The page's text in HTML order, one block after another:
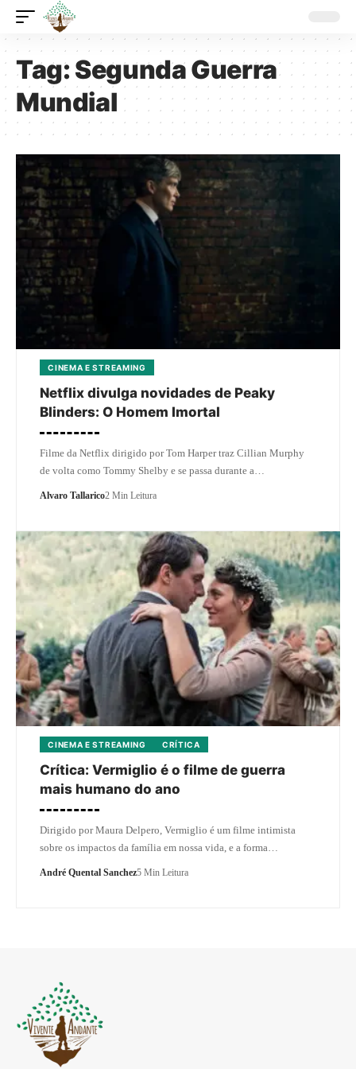
Tag:Segunda Guerra
Mundial
CINEMA E STREAMING
Netflix divulga novidades de Peaky
Blinders: O Homem Imortal
Filme da Netflix dirigido por Tom Harper traz Cillian Murphy
de volta como Tommy Shelby e se passa durante a…
Alvaro Tallarico2 Min Leitura
CINEMA E STREAMING CRÍTICA
Crítica: Vermiglio é o filme de guerra
mais humano do ano
Dirigido por Maura Delpero, Vermiglio é um filme intimista
sobre os impactos da família em nossa vida, e a forma…
André Quental Sanchez5 Min Leitura